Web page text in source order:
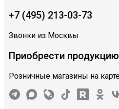
+7 (495) 213-03-73
Звонки из Москвы
Приобрести продукцию
Розничные магазины на